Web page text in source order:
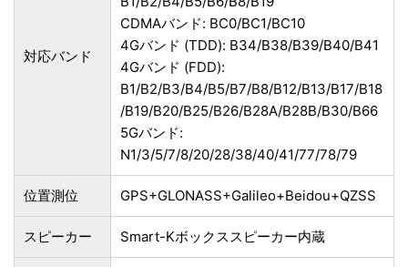
対応バンド
CDMAバンド: BC0/BC1/BC10
4Gバンド (TDD): B34/B38/B39/B40/B41
4Gバンド (FDD):
B1/B2/B3/B4/B5/B7/B8/B12/B13/B17/B18
/B19/B20/B25/B26/B28A/B28B/B30/B66
5Gバンド:
N1/3/5/7/8/20/28/38/40/41/77/78/79
位置測位 GPS+GLONASS+Galileo+Beidou+QZSS
スピーカー Smart-Kボックススピーカー内蔵